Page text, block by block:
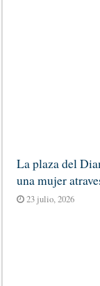
La plaza del
una mujer
23 julio, 2026